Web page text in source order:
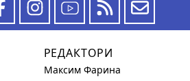
РЕДАКТОРИ
Максим Фарина